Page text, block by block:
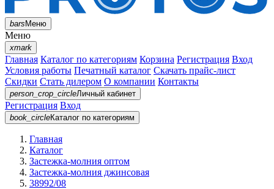
barsМеню
Меню
xmark
Главная Каталог по категориям Корзина Регистрация Вход
Условия работы Печатный каталог Скачать прайс-лист
Скидки Стать дилером О компании Контакты
person_crop_circleЛичный кабинет
Регистрация Вход
book_circleКаталог по категориям
Главная
Каталог
Застежка-молния оптом
Застежка-молния джинсовая
38992/08